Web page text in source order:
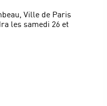
Ville de Paris
les samedi 26 et